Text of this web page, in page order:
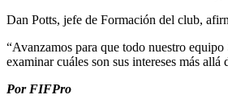
Dan Potts, jefe de Formación del club,
“Avanzamos para que todo nuestro
examinar cuáles son sus intereses más allá
Por FIFPro